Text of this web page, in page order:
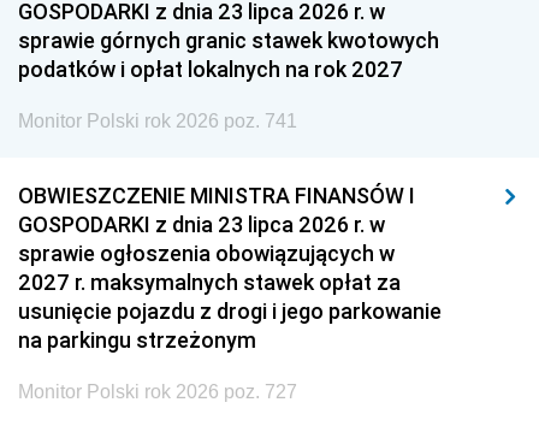
GOSPODARKI z dnia 23 lipca 2026 r. w
sprawie górnych granic stawek kwotowych
podatków i opłat lokalnych na rok 2027
Monitor Polski rok 2026 poz. 741
OBWIESZCZENIE MINISTRA FINANSÓW I
GOSPODARKI z dnia 23 lipca 2026 r. w
sprawie ogłoszenia obowiązujących w
2027 r. maksymalnych stawek opłat za
usunięcie pojazdu z drogi i jego parkowanie
na parkingu strzeżonym
Monitor Polski rok 2026 poz. 727